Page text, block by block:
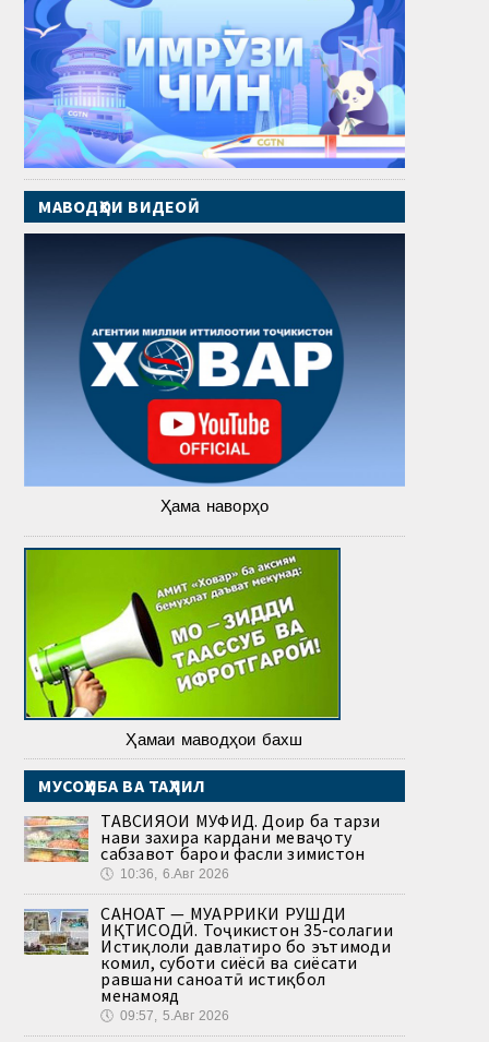
МАВОДҲОИ ВИДЕОӢ
Ҳама наворҳо
Ҳамаи маводҳои бахш
МУСОҲИБА ВА ТАҲЛИЛ
ТАВСИЯҲОИ МУФИД. Доир ба тарзи
нави захира кардани меваҷоту
сабзавот барои фасли зимистон
🕔 10:36, 6.Авг 2026
САНОАТ — МУҲАРРИКИ РУШДИ
ИҚТИСОДӢ. Тоҷикистон 35-солагии
Истиқлоли давлатиро бо эътимоди
комил, суботи сиёсӣ ва сиёсати
равшани саноатӣ истиқбол
менамояд
🕔 09:57, 5.Авг 2026